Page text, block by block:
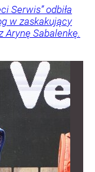
Serwis” odbiła
w zaskakujący
Arynę Sabalenkę.